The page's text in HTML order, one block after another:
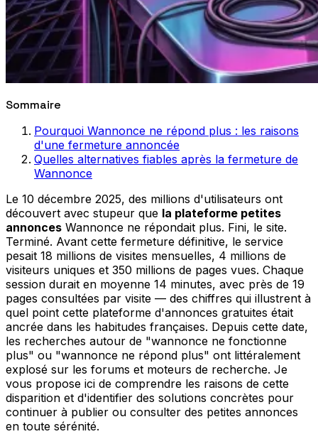
Sommaire
Pourquoi Wannonce ne répond plus : les raisons
d'une fermeture annoncée
Quelles alternatives fiables après la fermeture de
Wannonce
Le 10 décembre 2025, des millions d'utilisateurs ont
découvert avec stupeur que la plateforme petites
annonces Wannonce ne répondait plus. Fini, le site.
Terminé. Avant cette fermeture définitive, le service
pesait 18 millions de visites mensuelles, 4 millions de
visiteurs uniques et 350 millions de pages vues. Chaque
session durait en moyenne 14 minutes, avec près de 19
pages consultées par visite — des chiffres qui illustrent à
quel point cette plateforme d'annonces gratuites était
ancrée dans les habitudes françaises. Depuis cette date,
les recherches autour de "wannonce ne fonctionne
plus" ou "wannonce ne répond plus" ont littéralement
explosé sur les forums et moteurs de recherche. Je
vous propose ici de comprendre les raisons de cette
disparition et d'identifier des solutions concrètes pour
continuer à publier ou consulter des petites annonces
en toute sérénité.